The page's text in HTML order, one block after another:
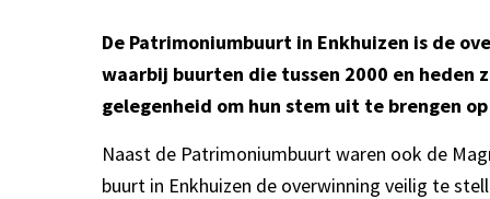
De Patrimoniumbuurt in Enkhuizen is de
waarbij buurten die tussen 2000 en heden
gelegenheid om hun stem uit te brengen
Naast de Patrimoniumbuurt waren ook de
buurt in Enkhuizen de overwinning veilig te